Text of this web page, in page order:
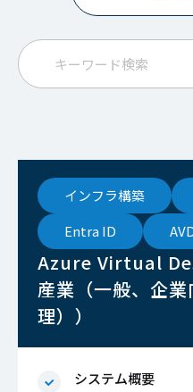
インフラ構築
Entra ID
Azure Virtual
産業（一般、企
理））
システム概要